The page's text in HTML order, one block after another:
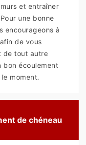
et entraîner
une bonne
encourageons à
de vous
de tout autre
bon écoulement
moment.
de chéneau